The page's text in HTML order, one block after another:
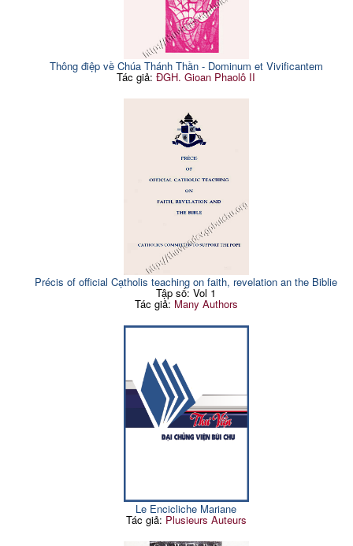
Thông điệp về Chúa Thánh Thần - Dominum et Vivificantem
Tác giả:ĐGH. Gioan Phaolô II
Précis of official Cạtholis teaching on faith, revelation an the Biblie
Tập số: Vol 1
Tác giả: Many Authors
Le Encicliche Mariane
Tác giả: Plusieurs Auteurs